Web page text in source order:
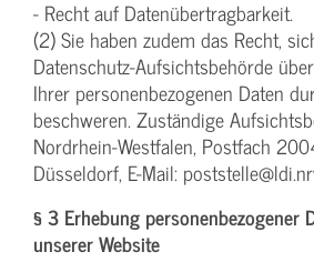
- Recht auf Datenübertragbarkeit.
(2) Sie haben zudem das Recht,
Datenschutz-Aufsichtsbehörde
Ihrer personenbezogenen Daten
beschweren. Zuständige
Nordrhein-Westfalen, Postfach
Düsseldorf, E-Mail:
§ 3 Erhebung personenbezogener
unserer Website